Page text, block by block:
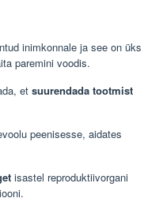
inimkonnale ja see on üks
paremini voodis.
et suurendada tootmist
peenisesse, aidates
isastel reproduktiivorgani